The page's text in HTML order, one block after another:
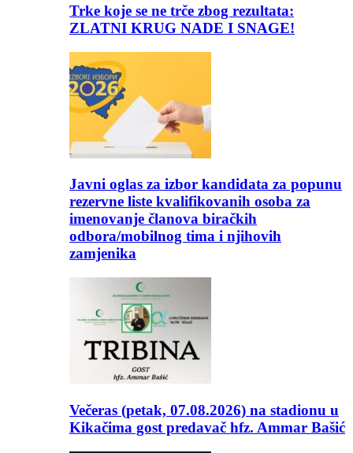
Trke koje se ne trče zbog rezultata:
ZLATNI KRUG NADE I SNAGE!
Javni oglas za izbor kandidata za popunu
rezervne liste kvalifikovanih osoba za
imenovanje članova biračkih
odbora/mobilnog tima i njihovih
zamjenika
Večeras (petak, 07.08.2026) na stadionu u
Kikačima gost predavač hfz. Ammar Bašić